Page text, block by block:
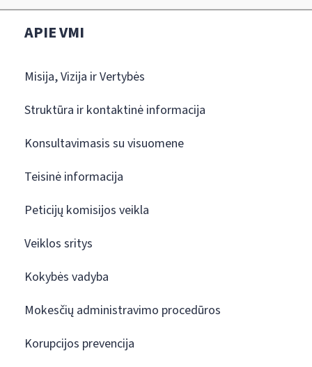
APIE VMI
Misija, Vizija ir Vertybės
Struktūra ir kontaktinė informacija
Konsultavimasis su visuomene
Teisinė informacija
Peticijų komisijos veikla
Veiklos sritys
Kokybės vadyba
Mokesčių administravimo procedūros
Korupcijos prevencija